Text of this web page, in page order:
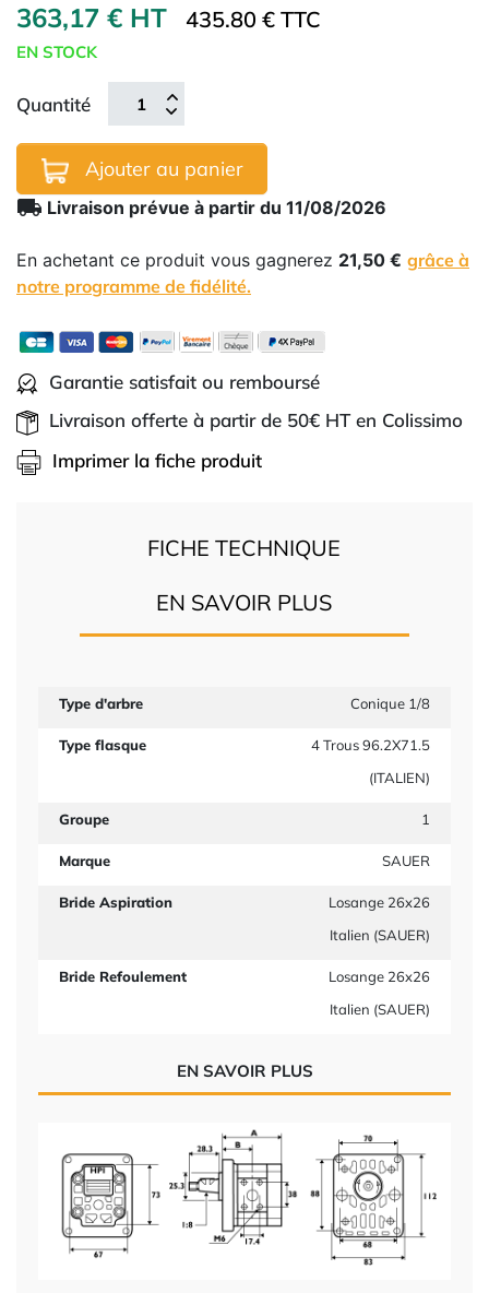
363,17 € HT 435.80 € TTC
EN STOCK
Quantité
Ajouter au panier
local_shipping Livraison prévue à partir du 11/08/2026
En achetant ce produit vous gagnerez 21,50 € grâce à
notre programme de fidélité.
Garantie satisfait ou remboursé
Livraison offerte à partir de 50€ HT en Colissimo
Imprimer la fiche produit
FICHE TECHNIQUE
EN SAVOIR PLUS
Type d'arbre Conique 1/8
Type flasque
4 Trous 96.2X71.5
(ITALIEN)
Groupe 1
Marque SAUER
Bride Aspiration
Losange 26x26
Italien (SAUER)
Bride Refoulement
Losange 26x26
Italien (SAUER)
EN SAVOIR PLUS